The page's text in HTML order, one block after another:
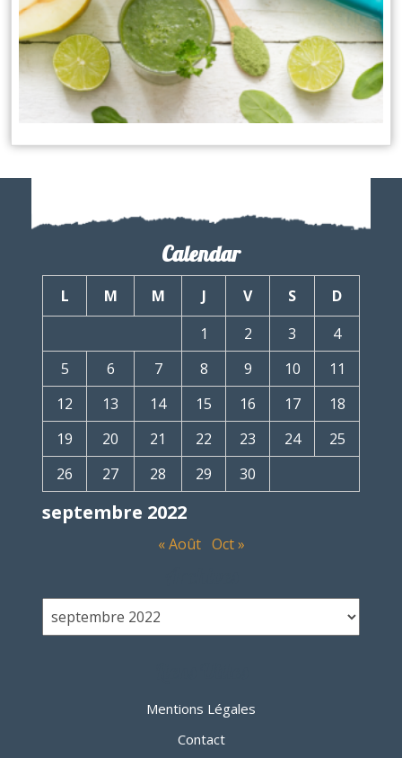
Calendar
septembre 2022
L M M J V S
D
1
2 3
4
5
6 7 8 9 10
11
12
13 14 15 16 17
18
19
20 21 22 23 24
25
26
27 28 29 30
« Août Oct »
Mentions Légales
Contact